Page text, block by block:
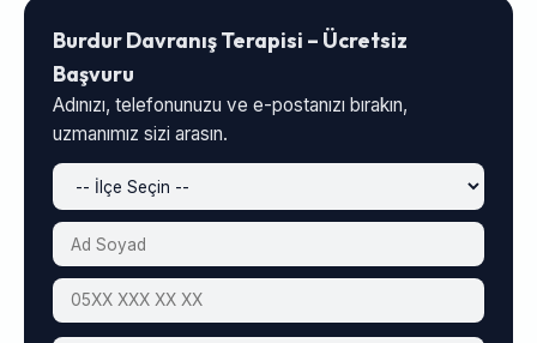
Burdur Davranış Terapisi – Ücretsiz
Başvuru
Adınızı, telefonunuzu ve e-postanızı bırakın,
uzmanımız sizi arasın.